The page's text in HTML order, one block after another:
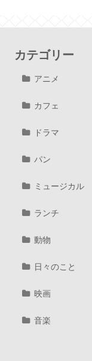
カテゴリー
アニメ
カフェ
ドラマ
パン
ミュージカル
ランチ
動物
日々のこと
映画
音楽